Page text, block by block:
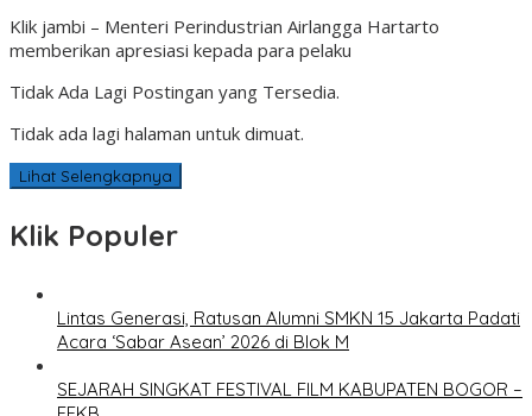
Klik jambi – Menteri Perindustrian Airlangga Hartarto
memberikan apresiasi kepada para pelaku
Tidak Ada Lagi Postingan yang Tersedia.
Tidak ada lagi halaman untuk dimuat.
Lihat Selengkapnya
Klik Populer
Lintas Generasi, Ratusan Alumni SMKN 15 Jakarta Padati
Acara ‘Sabar Asean’ 2026 di Blok M
SEJARAH SINGKAT FESTIVAL FILM KABUPATEN BOGOR –